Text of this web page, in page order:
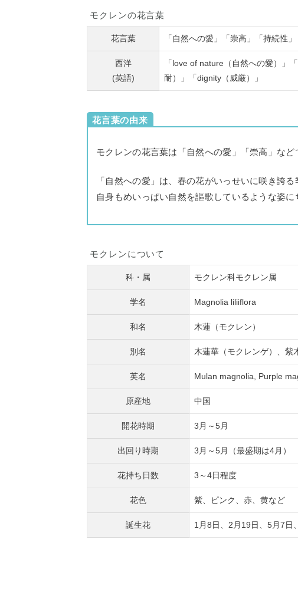
モクレンの花言葉
花言葉 「自然への愛」「崇高」「持続性」
西洋
(英語)
「love of nature（自然への愛）」
耐）」「dignity（威厳）」
花言葉の由来
モクレンの花言葉は「自然への愛」「崇高」など
「自然への愛」は、春の花がいっせいに咲き誇
自身もめいっぱい自然を謳歌しているような姿に
モクレンについて
科・属 モクレン科モクレン属
学名 Magnolia liliiflora
和名 木蓮（モクレン）
別名 木蓮華（モクレンゲ）、紫
英名 Mulan magnolia, Purple
原産地 中国
開花時期 3月～5月
出回り時期 3月～5月（最盛期は4月）
花持ち日数 3～4日程度
花色 紫、ピンク、赤、黄など
誕生花 1月8日、2月19日、5月7日